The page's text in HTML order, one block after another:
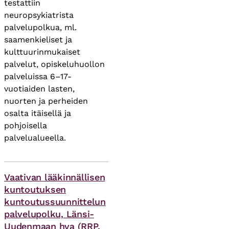
testattiin
neuropsykiatrista
palvelupolkua, ml.
saamenkieliset ja
kulttuurinmukaiset
palvelut, opiskeluhuollon
palveluissa 6–17-
vuotiaiden lasten,
nuorten ja perheiden
osalta itäisellä ja
pohjoisella
palvelualueella.
Vaativan lääkinnällisen
kuntoutuksen
kuntoutussuunnittelun
palvelupolku, Länsi-
Uudenmaan hva (RRP,